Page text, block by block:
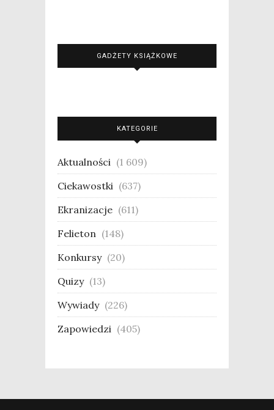
GADŻETY KSIĄŻKOWE
KATEGORIE
Aktualności (1 609)
Ciekawostki (637)
Ekranizacje (611)
Felieton (148)
Konkursy (20)
Quizy (13)
Wywiady (226)
Zapowiedzi (405)